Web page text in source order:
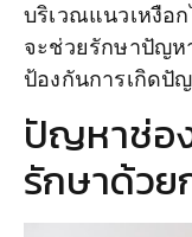
บริเวณแนวเหงือ
จะช่วยรักษาปัญห
ป้องกันการเกิดปั
ปัญหาช่อ
รักษาด้วย